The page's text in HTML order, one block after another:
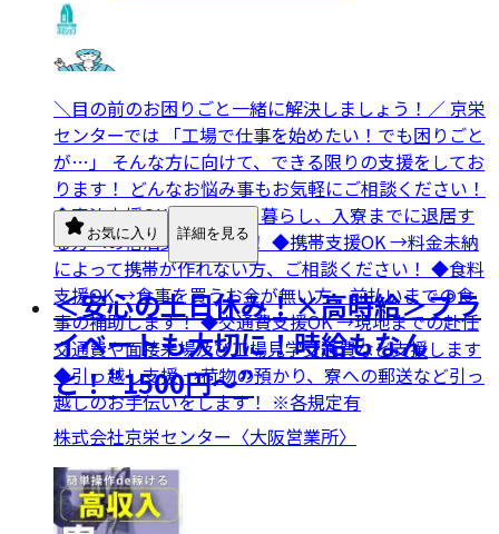
＼目の前のお困りごと一緒に解決しましょう！／ 京栄
センターでは 「工場で仕事を始めたい！でも困りごと
が…」 そんな方に向けて、できる限りの支援をしてお
ります！ どんなお悩み事もお気軽にご相談ください！
◆宿泊支援OK →ネカフェ暮らし、入寮までに退居す
る方への宿泊支援します！ ◆携帯支援OK →料金未納
によって携帯が作れない方、ご相談ください！ ◆食料
支援OK →食事を買うお金が無い方、前払いまでの食
事の補助します！ ◆交通費支援OK →現地までの赴任
交通費や面接来場及び工場見学交通費など支援します
◆引っ越し支援 →荷物の預かり、寮への郵送など引っ
越しのお手伝いをします！ ※各規定有
お気に入り 詳細を見る
＜安心の土日休み！×高時給＞プラ
イベートも大切に！時給もなん
と！”1500円～”
株式会社京栄センター〈大阪営業所〉